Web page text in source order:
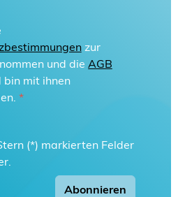
zur
und die AGB
bin mit ihnen
*
(*) markierten Felder
Abonnieren